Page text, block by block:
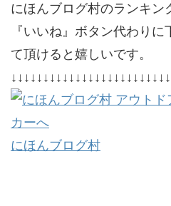
にほんブログ村のランキン
『いいね』ボタン代わり
て頂けると嬉しいです。
にほんブログ村